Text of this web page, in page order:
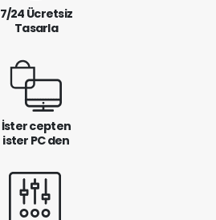
7/24 Ücretsiz
Tasarla
İster cepten
ister PC den